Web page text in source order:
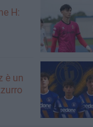
H:
è un